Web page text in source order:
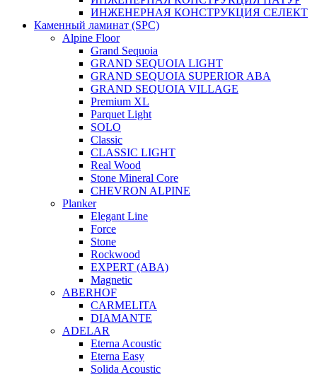
ИНЖЕНЕРНАЯ КОНСТРУКЦИЯ СЕЛЕКТ
Каменный ламинат (SPC)
Alpine Floor
Grand Sequoia
GRAND SEQUOIA LIGHT
GRAND SEQUOIA SUPERIOR ABA
GRAND SEQUOIA VILLAGE
Premium XL
Parquet Light
SOLO
Classic
CLASSIC LIGHT
Real Wood
Stone Mineral Core
CHEVRON ALPINE
Planker
Elegant Line
Force
Stone
Rockwood
EXPERT (ABA)
Magnetic
ABERHOF
CARMELITA
DIAMANTE
ADELAR
Eterna Acoustic
Eterna Easy
Solida Acoustic